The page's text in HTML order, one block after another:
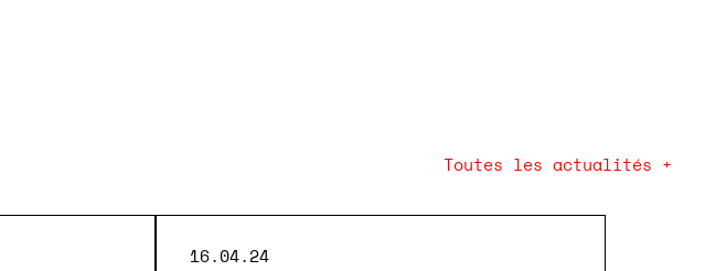
Toutes les actualités +
16.04.24